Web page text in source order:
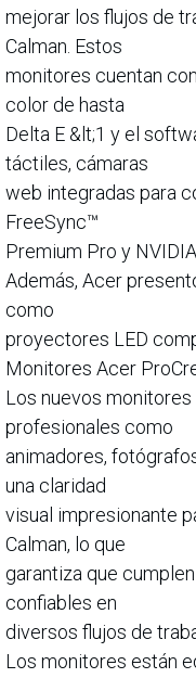
mejorar los flujos de
Calman. Estos
monitores cuentan
color de hasta
Delta E &lt;1 y el
táctiles, cámaras
web integradas para
FreeSync™
Premium Pro y
Además, Acer
como
proyectores LED
Monitores Acer
Los nuevos
profesionales como
animadores,
una claridad
visual impresionante
Calman, lo que
garantiza que
confiables en
diversos flujos de
Los monitores están